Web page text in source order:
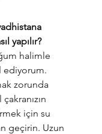
yapılır?
halimle
ediyorum.
zorunda
için su
geçirin. Uzun